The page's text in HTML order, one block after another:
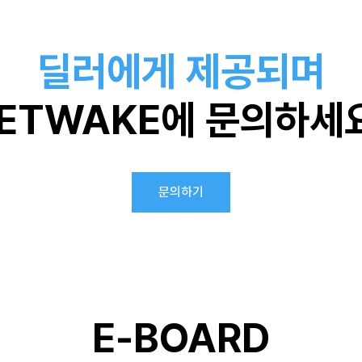
딜러에게 제공되며
에 문의하세
문의하기
E-BOARD